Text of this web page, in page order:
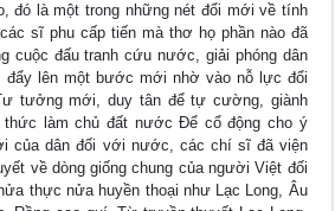
đó là một trong những nét đổi mới về tính
sĩ phu cấp tiến mà thơ họ phần nào đã
cuộc đấu tranh cứu nước, giải phóng dân
lên một bước mới nhờ vào nỗ lực đổi
tưởng mới, duy tân để tự cường, giành
làm chủ đất nước Để cổ động cho ý
của dân đối với nước, các chí sĩ đã viện
về dòng giống chung của người Việt đối
thực nửa huyền thoại như Lạc Long, Âu